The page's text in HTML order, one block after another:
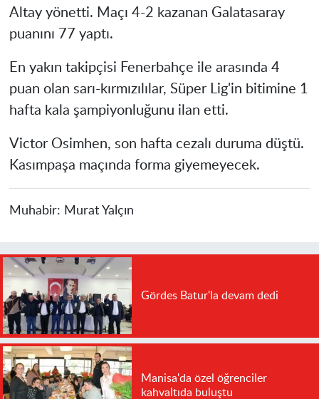
Altay yönetti. Maçı 4-2 kazanan Galatasaray
puanını 77 yaptı.
En yakın takipçisi Fenerbahçe ile arasında 4
puan olan sarı-kırmızılılar, Süper Lig'in bitimine 1
hafta kala şampiyonluğunu ilan etti.
Victor Osimhen, son hafta cezalı duruma düştü.
Kasımpaşa maçında forma giyemeyecek.
Muhabir: Murat Yalçın
Gördes Batur'la devam dedi
Manisa'da özel öğrenciler
kahvaltıda buluştu